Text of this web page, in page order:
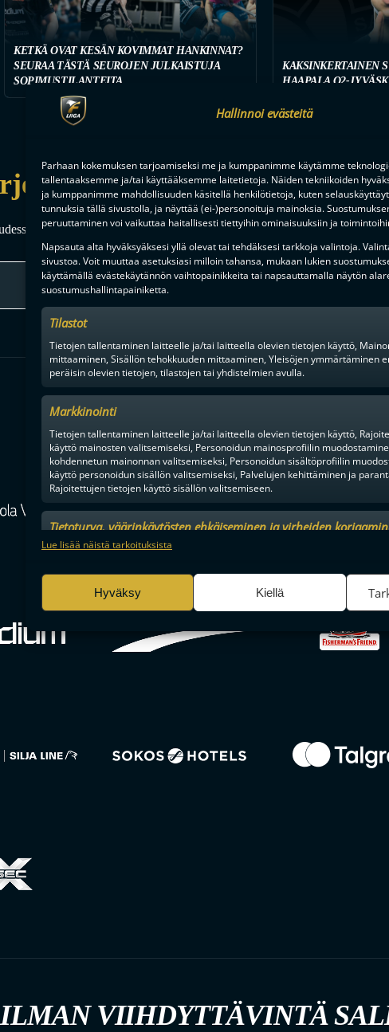
Hallinnoi evästeitä
Parhaan kokemuksen tarjoamiseksi me ja kumppanimme käytämme
tallentaaksemme ja/tai käyttääksemme laitetietoja. Näiden tekniikoiden
ja kumppanimme mahdollisuuden käsitellä henkilötietoja, kuten
tunnuksia tällä sivustolla, ja näyttää (ei-)personoituja mainoksia.
peruuttaminen voi vaikuttaa haitallisesti tiettyihin ominaisuuksiin ja
Napsauta alta hyväksyäksesi yllä olevat tai tehdäksesi tarkkoja valintoja.
sivustoa. Voit muuttaa asetuksiasi milloin tahansa, mukaan lukien
käyttämällä evästekäytännön vaihtopainikkeita tai napsauttamalla näytön
suostumushallintapainiketta.
Tilastot
Tietojen tallentaminen laitteelle ja/tai laitteella olevien tietojen käyttö,
mittaaminen, Sisällön tehokkuuden mittaaminen, Yleisöjen ymmärtäminen
peräisin olevien tietojen, tilastojen tai yhdistelmien avulla.
Markkinointi
Tietojen tallentaminen laitteelle ja/tai laitteella olevien tietojen käyttö,
käyttö mainosten valitsemiseksi, Personoidun mainosprofiilin
kohdennetun mainonnan valitsemiseksi, Personoidun sisältöprofiilin
käyttö personoidun sisällön valitsemiseksi, Palvelujen kehittäminen ja
Rajoitettujen tietojen käyttö sisällön valitsemiseen.
Tietoturva, väärinkäytösten ehkäiseminen ja virheiden
Mainonnan ja sisällön tekninen jakelu, Tallenna ja ilmaise
Lue lisää näistä tarkoituksista
Hyväksy Kiellä
KETKÄ OVAT KESÄN KOVIMMAT HANKINNAT?
SEURAA TÄSTÄ SEUROJEN JULKAISTUJA
SOPIMUSTILANTEITA
KAKSINKERTAINEN
HAAPALA O2-
F-liigakauden alusta ratkaisuhetkiin asti.
F-LIIGAN
VIIHDYTTÄVINTÄ